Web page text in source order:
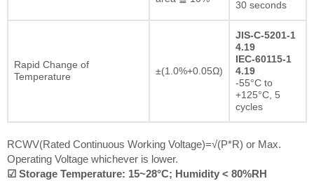
30 seconds
Rapid Change of
Temperature
±(1.0%+0.05Ω)
JIS-C-5201-1
4.19
IEC-60115-1
4.19
-55°C to
+125°C, 5
cycles
RCWV(Rated Continuous Working Voltage)=√(P*R) or Max.
Operating Voltage whichever is lower.
☑ Storage Temperature: 15~28°C; Humidity < 80%RH